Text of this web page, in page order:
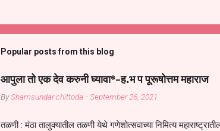
Popular posts from this blog
आपुला तो एक देव करुनी घ्यावा*-ह.भ प पूरूषोत्तम महाराज
ByShamsundar chittoda -September 26, 2021
तळणी : मंठा तालुक्यातील तळणी येथे गणेशोत्सवाच्या निमित्य